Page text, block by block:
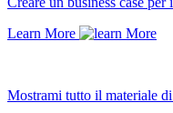
Learn More
Mostrami tutto il materiale